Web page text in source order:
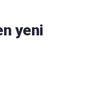
yeni